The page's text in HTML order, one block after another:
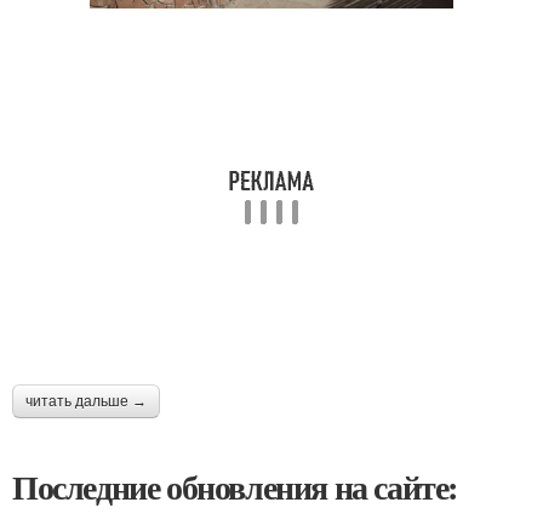
читать дальше →
Последние обновления на сайте: